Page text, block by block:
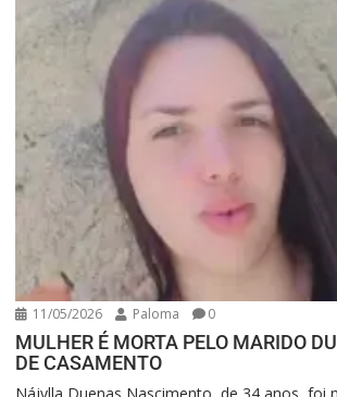
11/05/2026 Paloma 0
MULHER É MORTA PELO MARIDO
DE CASAMENTO